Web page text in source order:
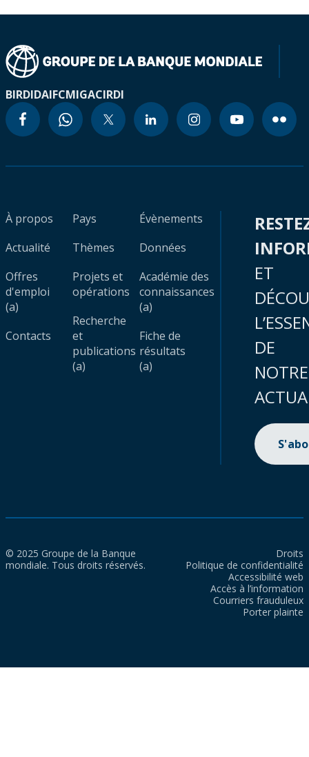
BIRDIDAIFCMIGACIRDI
À propos
Actualité
Offres
d'emploi
(a)
Contacts
Pays
Thèmes
Projets et
opérations
Recherche
et
publications
(a)
Évènements
Données
Académie des
connaissances
(a)
Fiche de
résultats
(a)
ET
DE
NOTRE
© 2025 Groupe de la Banque
mondiale. Tous droits réservés.
Droits
Politique de confidentialité
Accessibilité web
Accès à l’information
Courriers frauduleux
Porter plainte